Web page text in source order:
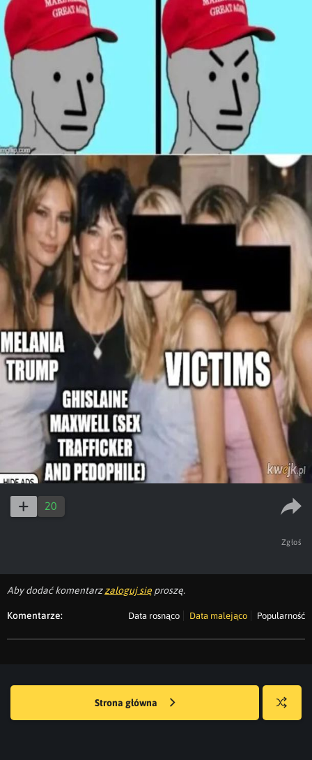
20
Zgłoś
Aby dodać komentarzzaloguj się proszę.
Komentarze: Data rosnąco Data malejąco Popularność
Strona główna